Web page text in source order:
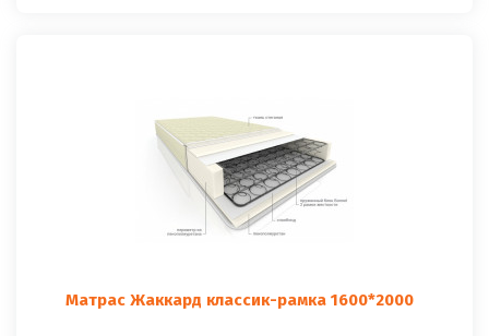
Матрас Жаккард классик-рамка 1600*2000